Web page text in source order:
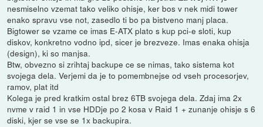
nesmiselno vzemat tako veliko ohisje, ker bos v nek midi tower
enako spravu vse not, zasedlo ti bo pa bistveno manj placa.
Bigtower se vzame ce imas E-ATX plato s kup pci-e sloti, kup
diskov, konkretno vodno ipd, sicer je brezveze. Imas enaka ohisja
(design), ki so manjsa.
Btw, obvezno si zrihtaj backupe ce se nimas, tako sistema kot
svojega dela. Verjemi da je to pomembnejse od vseh procesorjev,
ramov, plat itd
Kolega je pred kratkim ostal brez 6TB svojega dela. Zdaj ima 2x
nvme v raid 1 in vse HDDje po 2 kosa v Raid 1 + zunanje ohisje s 6
diski, kjer se vse se 1x backupira.